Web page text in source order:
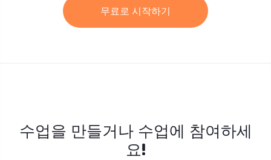
무료로 시작하기
수업을 만들거나 수업에 참여하세
요!